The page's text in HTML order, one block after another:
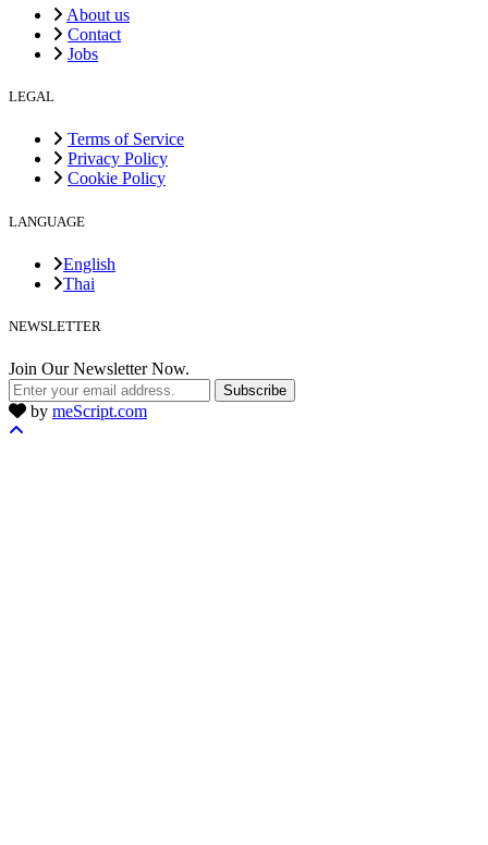
About us
Contact
Jobs
LEGAL
Terms of Service
Privacy Policy
Cookie Policy
LANGUAGE
English
Thai
NEWSLETTER
Join Our Newsletter Now.
Subscribe
by meScript.com